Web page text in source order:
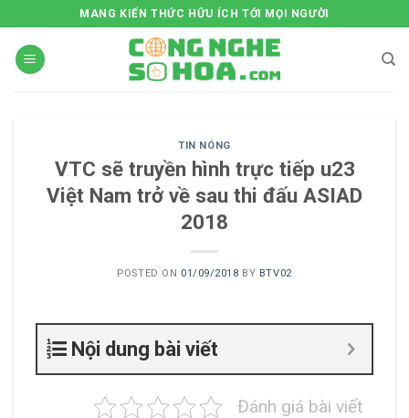
to
content
MANG KIẾN THỨC HỮU ÍCH TỚI MỌI NGƯỜI
TIN NÓNG
VTC sẽ truyền hình trực tiếp u23
Việt Nam trở về sau thi đấu ASIAD
2018
POSTED ON 01/09/2018 BY BTV02
Nội dung bài viết
Đánh giá bài viết